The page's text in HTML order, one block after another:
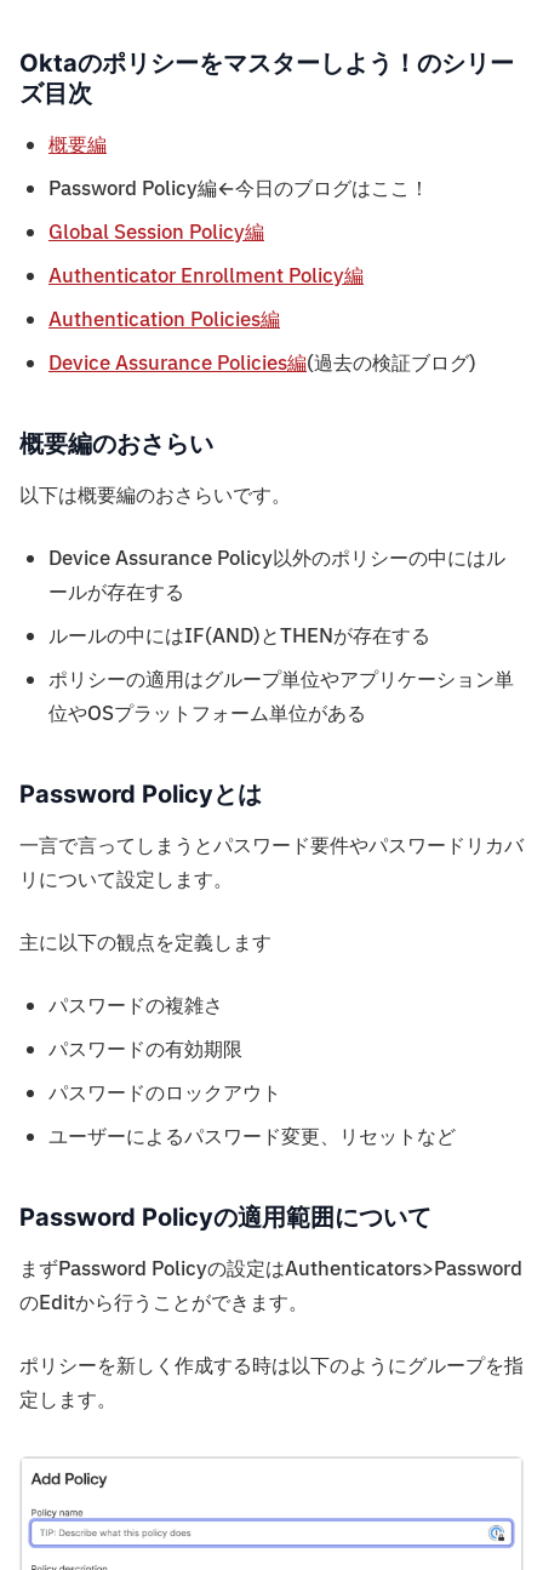
Oktaのポリシーをマスターしよう！のシリー
ズ目次
概要編
Password Policy編←今日のブログはここ！
Global Session Policy編
Authenticator Enrollment Policy編
Authentication Policies編
Device Assurance Policies編(過去の検証ブログ)
概要編のおさらい
以下は概要編のおさらいです。
Device Assurance Policy以外のポリシーの中にはル
ールが存在する
ルールの中にはIF(AND)とTHENが存在する
ポリシーの適用はグループ単位やアプリケーション単
位やOSプラットフォーム単位がある
Password Policyとは
一言で言ってしまうとパスワード要件やパスワードリカバ
リについて設定します。
主に以下の観点を定義します
パスワードの複雑さ
パスワードの有効期限
パスワードのロックアウト
ユーザーによるパスワード変更、リセットなど
Password Policyの適用範囲について
まずPassword Policyの設定はAuthenticators>Password
のEditから行うことができます。
ポリシーを新しく作成する時は以下のようにグループを指
定します。